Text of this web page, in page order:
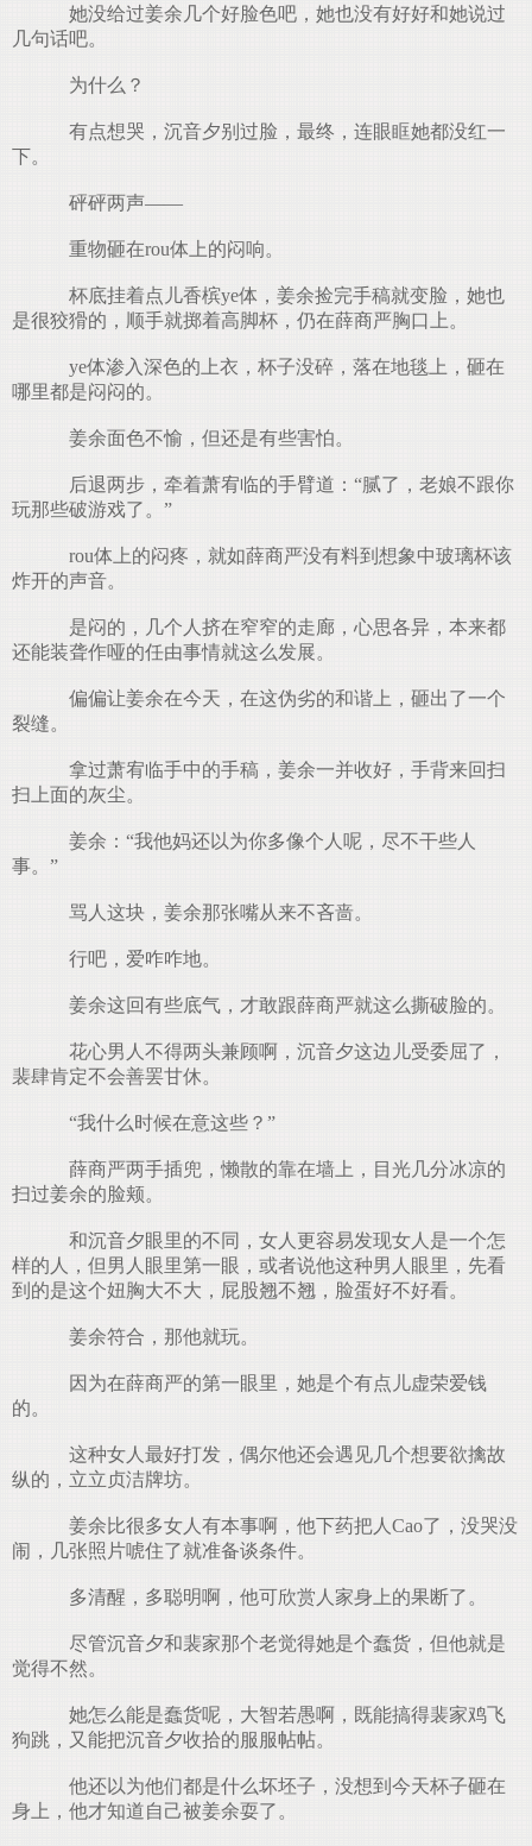
她没给过姜余几个好脸色吧，她也没有好好和她说过
几句话吧。
为什么？
有点想哭，沉音夕别过脸，最终，连眼眶她都没红一
下。
砰砰两声——
重物砸在rou体上的闷响。
杯底挂着点儿香槟ye体，姜余捡完手稿就变脸，她也
是很狡猾的，顺手就掷着高脚杯，仍在薛商严胸口上。
ye体渗入深色的上衣，杯子没碎，落在地毯上，砸在
哪里都是闷闷的。
姜余面色不愉，但还是有些害怕。
后退两步，牵着萧宥临的手臂道：“腻了，老娘不跟你
玩那些破游戏了。”
rou体上的闷疼，就如薛商严没有料到想象中玻璃杯该
炸开的声音。
是闷的，几个人挤在窄窄的走廊，心思各异，本来都
还能装聋作哑的任由事情就这么发展。
偏偏让姜余在今天，在这伪劣的和谐上，砸出了一个
裂缝。
拿过萧宥临手中的手稿，姜余一并收好，手背来回扫
扫上面的灰尘。
姜余：“我他妈还以为你多像个人呢，尽不干些人
事。”
骂人这块，姜余那张嘴从来不吝啬。
行吧，爱咋咋地。
姜余这回有些底气，才敢跟薛商严就这么撕破脸的。
花心男人不得两头兼顾啊，沉音夕这边儿受委屈了，
裴肆肯定不会善罢甘休。
“我什么时候在意这些？”
薛商严两手插兜，懒散的靠在墙上，目光几分冰凉的
扫过姜余的脸颊。
和沉音夕眼里的不同，女人更容易发现女人是一个怎
样的人，但男人眼里第一眼，或者说他这种男人眼里，先看
到的是这个妞胸大不大，屁股翘不翘，脸蛋好不好看。
姜余符合，那他就玩。
因为在薛商严的第一眼里，她是个有点儿虚荣爱钱
的。
这种女人最好打发，偶尔他还会遇见几个想要欲擒故
纵的，立立贞洁牌坊。
姜余比很多女人有本事啊，他下药把人Cao了，没哭没
闹，几张照片唬住了就准备谈条件。
多清醒，多聪明啊，他可欣赏人家身上的果断了。
尽管沉音夕和裴家那个老觉得她是个蠢货，但他就是
觉得不然。
她怎么能是蠢货呢，大智若愚啊，既能搞得裴家鸡飞
狗跳，又能把沉音夕收拾的服服帖帖。
他还以为他们都是什么坏坯子，没想到今天杯子砸在
身上，他才知道自己被姜余耍了。